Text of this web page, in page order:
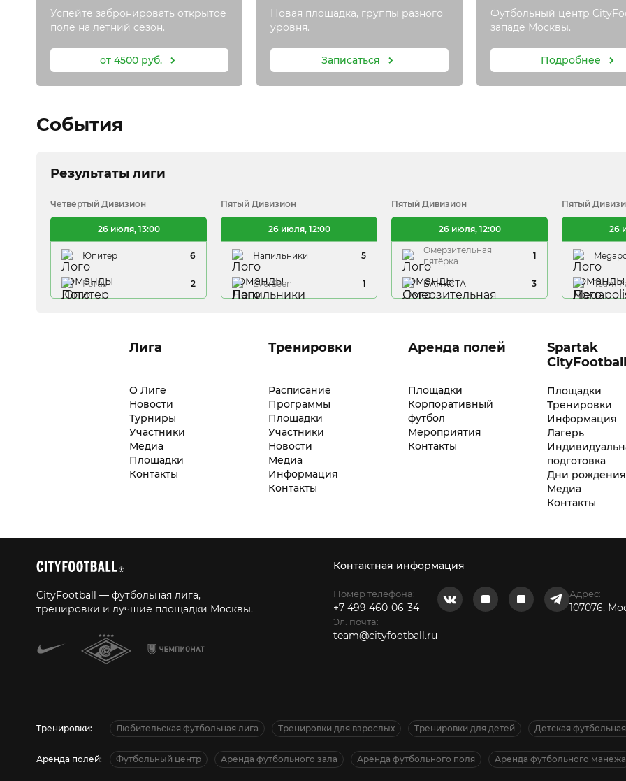
Успейте забронировать открытое
поле на летний сезон.
от 4500 руб.
Новая площадка, группы разного
уровня.
Записаться
Футбольный центр
западе Москвы.
Подробнее
События
Результаты лиги
Четвёртый Дивизион
26 июля, 13:00
Юпитер 6
Fortis 2
Пятый Дивизион
26 июля, 12:00
Напильники 5
EverSeen 1
Пятый Дивизион
26 июля, 12:00
Омерзительная
пятёрка
1
БАНКСТА 3
Пятый
26
Team
Лига
О Лиге
Новости
Турниры
Участники
Медиа
Площадки
Контакты
Тренировки
Расписание
Программы
Площадки
Участники
Новости
Медиа
Информация
Контакты
Аренда полей
Площадки
Корпоративный
футбол
Мероприятия
Контакты
Spartak
CityFootball
Площадки
Тренировки
Информация
Лагерь
подготовка
Дни рождения
Медиа
Контакты
CityFootball — футбольная лига,
тренировки и лучшие площадки Москвы.
Контактная информация
Номер телефона:
+7 499 460-06-34
Эл. почта:
team@cityfootball.ru
Адрес:
107076,
Тренировки: Любительская футбольная лига Тренировки для взрослых Тренировки для детей Детская
Аренда полей: Футбольный центр Аренда футбольного зала Аренда футбольного поля Аренда футбольного манежа